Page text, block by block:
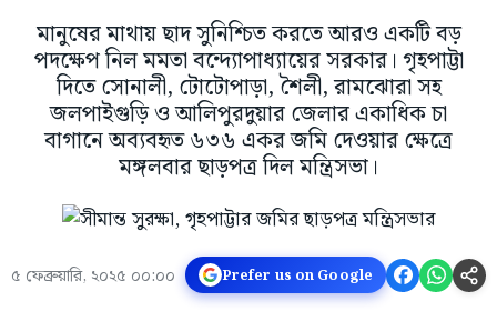
মানুষের মাথায় ছাদ সুনিশ্চিত করতে আরও একটি বড়
পদক্ষেপ নিল মমতা বন্দ্যোপাধ্যায়ের সরকার। গৃহপাট্টা
দিতে সোনালী, টোটোপাড়া, শৈলী, রামঝোরা সহ
জলপাইগুড়ি ও আলিপুরদুয়ার জেলার একাধিক চা
বাগানে অব্যবহৃত ৬৩৬ একর জমি দেওয়ার ক্ষেত্রে
মঙ্গলবার ছাড়পত্র দিল মন্ত্রিসভা।
৫ ফেব্রুয়ারি, ২০২৫ ০০:০০ Prefer us on Google